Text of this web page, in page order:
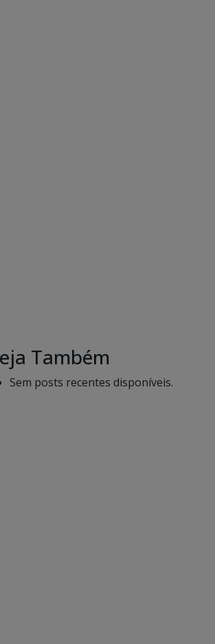
Também
Sem posts recentes disponíveis.